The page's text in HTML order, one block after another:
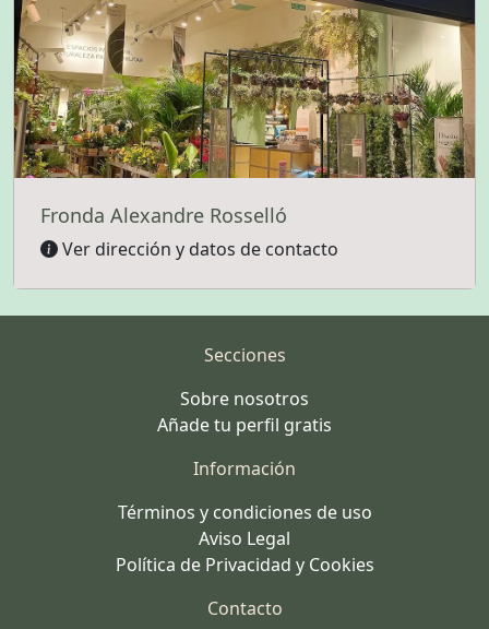
Fronda Alexandre Rosselló
Ver dirección y datos de contacto
Secciones
Sobre nosotros
Añade tu perfil gratis
Información
Términos y condiciones de uso
Aviso Legal
Política de Privacidad y Cookies
Contacto